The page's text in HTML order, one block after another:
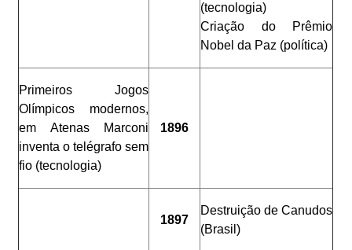
(tecnologia)
Criação do Prêmio
Nobel da Paz (política)
Primeiros Jogos
Olímpicos modernos,
em Atenas Marconi
inventa o telégrafo sem
fio (tecnologia)
1896
1897
Destruição de Canudos
(Brasil)